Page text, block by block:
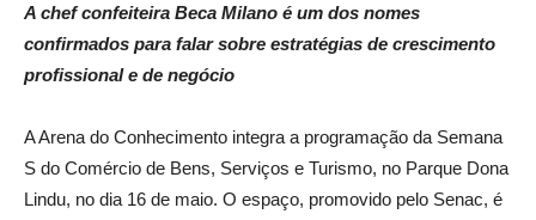
A chef confeiteira Beca Milano é um dos nomes
confirmados para falar sobre estratégias de crescimento
profissional e de negócio
A Arena do Conhecimento integra a programação da Semana
S do Comércio de Bens, Serviços e Turismo, no Parque Dona
Lindu, no dia 16 de maio. O espaço, promovido pelo Senac, é